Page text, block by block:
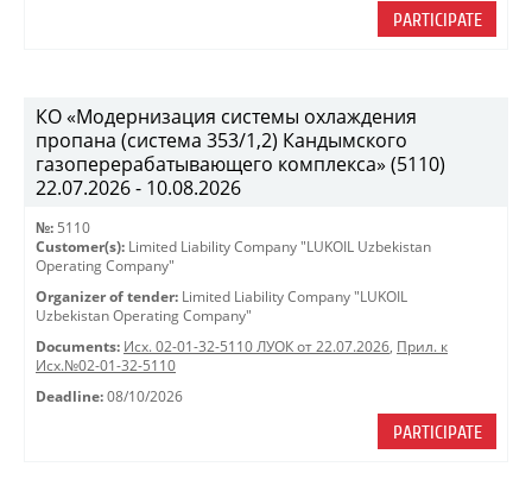
PARTICIPATE
КО «Модернизация системы охлаждения
пропана (система 353/1,2) Кандымского
газоперерабатывающего комплекса» (5110)
22.07.2026 - 10.08.2026
№: 5110
Customer(s): Limited Liability Company "LUKOIL Uzbekistan
Operating Company"
Organizer of tender: Limited Liability Company "LUKOIL
Uzbekistan Operating Company"
Documents: Исх. 02-01-32-5110 ЛУОК от 22.07.2026, Прил. к
Исх.№02-01-32-5110
Deadline: 08/10/2026
PARTICIPATE